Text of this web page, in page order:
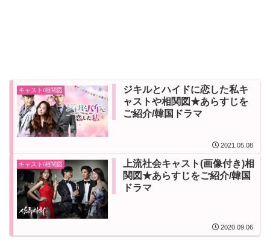
キャスト/相関図
ジキルとハイドに恋した私キ
ャストや相関図★あらすじを
ご紹介/韓国ドラマ
2021.05.08
キャスト/相関図
上流社会キャスト(画像付き)相
関図★あらすじをご紹介/韓国
ドラマ
2020.09.06